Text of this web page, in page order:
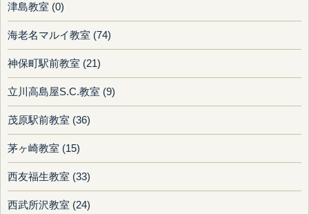
津島教室 (0)
海老名マルイ教室 (74)
神保町駅前教室 (21)
立川高島屋S.C.教室 (9)
茂原駅前教室 (36)
茅ヶ崎教室 (15)
西友福生教室 (33)
西武所沢教室 (24)